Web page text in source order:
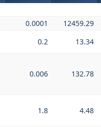
0.0001 12459.29
0.2 13.34
0.006 132.78
1.8 4.48